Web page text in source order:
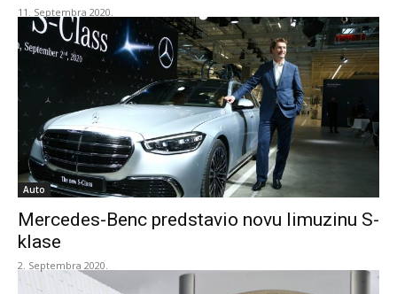
11. Septembra 2020.
Auto
Mercedes-Benc predstavio novu limuzinu S-
klase
2. Septembra 2020.